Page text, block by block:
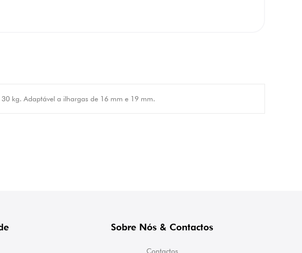
kg. Adaptável a ilhargas de 16 mm e 19 mm.
Sobre Nós & Contactos
Contactos